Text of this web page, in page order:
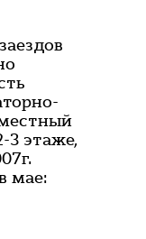
3 этаже,
мае: